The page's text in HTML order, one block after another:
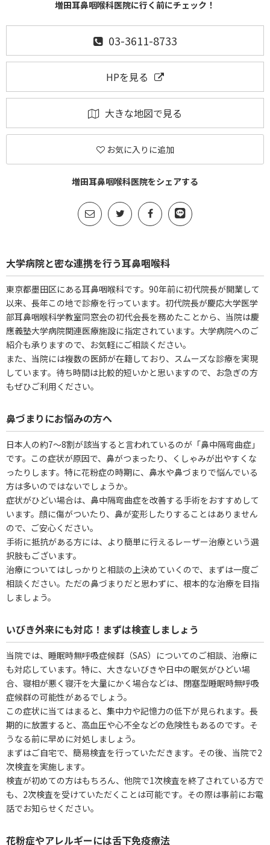
増田耳鼻咽喉科医院に行く前にチェック！
03-3611-8733
HPを見る
大きな地図で見る
お気に入りに追加
増田耳鼻咽喉科医院をシェアする
大学病院と密な連携を行う耳鼻咽喉科
東京都墨田区にある耳鼻咽喉科です。90年前に初代院長が開業して
以来、長年この地で診療を行っています。初代院長が慶応大学医学
部耳鼻咽喉科学教室同窓会の初代会長を務めたことから、当院は慶
應義塾大学病院関連医療施設に指定されています。大学病院へのご
紹介も承りますので、お気軽にご相談ください。
また、当院には複数の医師が在籍しており、スムーズな診療を実現
しています。待ち時間は比較的短いかと思いますので、お急ぎの方
もぜひご利用ください。
鼻づまりにお悩みの方へ
日本人の約7～8割が該当すると言われているのが「鼻中隔弯曲症」
です。この症状が原因で、鼻がつまったり、くしゃみが出やすくな
ったりします。特に花粉症の時期に、鼻水や鼻づまりで悩んでいる
方は多いのではないでしょうか。
症状がひどい場合は、鼻中隔弯曲症を改善する手術をおすすめして
います。顔に傷がついたり、鼻が変形したりすることはありません
ので、ご安心ください。
手術に抵抗がある方には、より簡単に行えるレーザー治療という選
択肢もございます。
治療についてはしっかりと相談の上決めていくので、まずは一度ご
相談ください。ただの鼻づまりだと思わずに、根本的な治療を目指
しましょう。
いびき外来にも対応！まずは検査しましょう
当院では、睡眠時無呼吸症候群（SAS）についてのご相談、治療に
も対応しています。特に、大きないびきや日中の眠気がひどい場
合、寝相が悪く寝汗を大量にかく場合などは、閉塞型睡眠時無呼吸
症候群の可能性があるでしょう。
この症状に当てはまると、集中力や記憶力の低下が見られます。長
期的に放置すると、高血圧や心不全などの危険性もあるのです。そ
うなる前に早めに対処しましょう。
まずはご自宅で、簡易検査を行っていただきます。その後、当院で2
次検査を実施します。
検査が初めての方はもちろん、他院で1次検査を終了されている方で
も、2次検査を受けていただくことは可能です。その際は事前にお電
話でお知らせください。
花粉症やアレルギーには舌下免疫療法